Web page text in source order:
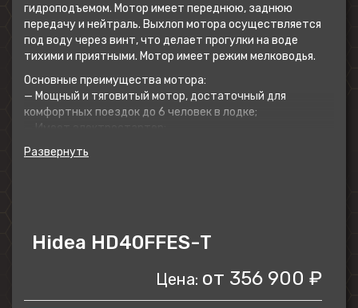
гидроподъемом. Мотор имеет переднюю, заднюю
передачу и нейтраль. Выхлоп мотора осуществляется
под воду через винт, что делает прогулки на воде
тихими и приятными. Мотор имеет режим мелководья.
Основные преимущества мотора:
— Мощный и тяговитый мотор, достаточный для
комфортных поездок до 6 человек в лодке;
— Имеет электростартер;
— Имеет гидроподъём.
Hidea HD40FFES-Т
Цена: от 356 900 ₽